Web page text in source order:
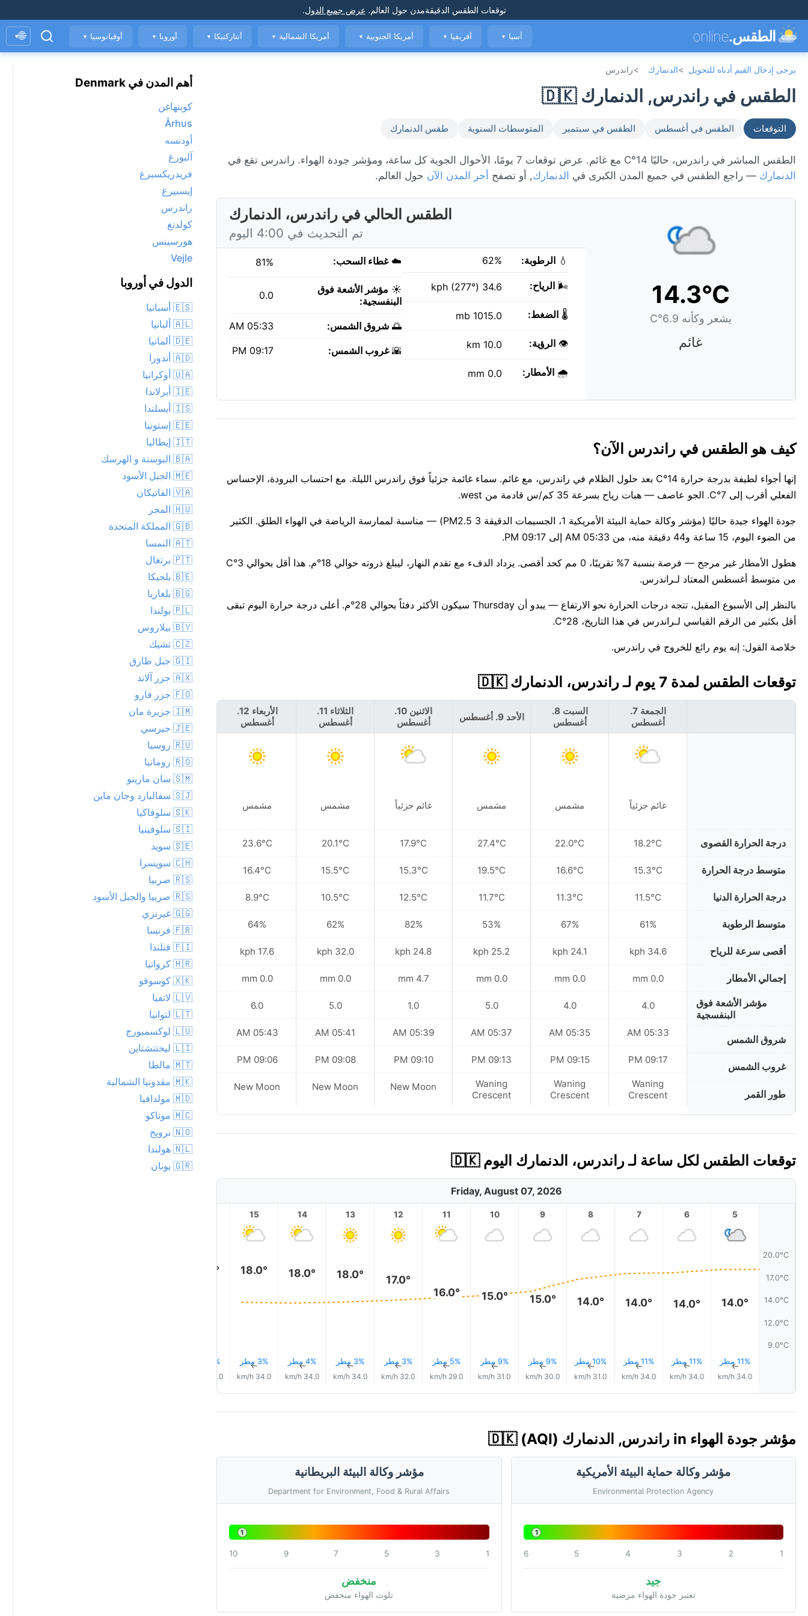
توقعات الطقس الدقيقةمدن حول العالم. عرض جميع الدول.
الطقس.online آسيا ▼ أفريقيا ▼ أمريكا الجنوبية ▼ أمريكا الشمالية ▼ أنتاركتيكا ▼ أوروبا ▼ أوقيانوسيا ▼
🌐
▾
يرجى إدخال القيم أدناه للتحويل >الدنمارك >راندرس
الطقس في راندرس, الدنمارك 🇩🇰
التوقعات الطقس في أغسطس الطقس في سبتمبر المتوسطات السنوية طقس الدنمارك
الطقس المباشر في راندرس، حاليًا 14°C مع غائم. عرض توقعات 7 يومًا، الأحوال الجوية كل ساعة، ومؤشر جودة الهواء. راندرس تقع في
الدنمارك — راجع الطقس في جميع المدن الكبرى في الدنمارك, أو تصفح أحر المدن الآن حول العالم.
14.3°C
يشعر وكأنه 6.9°C
غائم
الطقس الحالي في راندرس، الدنمارك
تم التحديث في 4:00 اليوم
💧 الرطوبة: 62%
🌬️ الرياح: 34.6 kph (277°)
🌡️ الضغط: 1015.0 mb
👁️ الرؤية: 10.0 km
🌧️ الأمطار: 0.0 mm
☁️غطاء السحب: 81%
☀️ مؤشر الأشعة فوق
البنفسجية:
0.0
🌅 شروق الشمس: 05:33 AM
🌇غروب الشمس: 09:17 PM
كيف هو الطقس في راندرس الآن؟
إنها أجواء لطيفة بدرجة حرارة 14°C بعد حلول الظلام في راندرس، مع غائم. سماء غائمة جزئياً فوق راندرس الليلة. مع احتساب البرودة، الإحساس
الفعلي أقرب إلى 7°C. الجو عاصف — هبات رياح بسرعة 35 كم/س قادمة من west.
جودة الهواء جيدة حاليًا (مؤشر وكالة حماية البيئة الأمريكية 1، الجسيمات الدقيقة PM2.5 3) — مناسبة لممارسة الرياضة في الهواء الطلق. الكثير
من الضوء اليوم، 15 ساعة و44 دقيقة منه، من 05:33 AM إلى 09:17 PM.
هطول الأمطار غير مرجح — فرصة بنسبة 7% تقريبًا، 0 مم كحد أقصى. يزداد الدفء مع تقدم النهار، ليبلغ ذروته حوالي 18°م. هذا أقل بحوالي 3°C
من متوسط أغسطس المعتاد لـراندرس.
بالنظر إلى الأسبوع المقبل، تتجه درجات الحرارة نحو الارتفاع — يبدو أن Thursday سيكون الأكثر دفئاً بحوالي 28°م. أعلى درجة حرارة اليوم تبقى
أقل بكثير من الرقم القياسي لـراندرس في هذا التاريخ، 28°C.
خلاصة القول: إنه يوم رائع للخروج في راندرس.
توقعات الطقس لمدة 7 يوم لـ راندرس، الدنمارك 🇩🇰
درجة الحرارة القصوى
متوسط درجة الحرارة
درجة الحرارة الدنيا
متوسط الرطوبة
أقصى سرعة للرياح
إجمالي الأمطار
مؤشر الأشعة فوق
البنفسجية
شروق الشمس
غروب الشمس
طور القمر
الجمعة 7.
أغسطس
غائم جزئياً
18.2°C
15.3°C
11.5°C
61%
34.6 kph
0.0 mm
4.0
05:33 AM
09:17 PM
Waning
Crescent
السبت 8.
أغسطس
مشمس
22.0°C
16.6°C
11.3°C
67%
24.1 kph
0.0 mm
4.0
05:35 AM
09:15 PM
Waning
Crescent
الأحد 9. أغسطس
مشمس
27.4°C
19.5°C
11.7°C
53%
25.2 kph
0.0 mm
5.0
05:37 AM
09:13 PM
Waning
Crescent
الاثنين 10.
أغسطس
غائم جزئياً
17.9°C
15.3°C
12.5°C
82%
24.8 kph
4.7 mm
1.0
05:39 AM
09:10 PM
New Moon
الثلاثاء 11.
أغسطس
مشمس
20.1°C
15.5°C
10.5°C
62%
32.0 kph
0.0 mm
5.0
05:41 AM
09:08 PM
New Moon
الأربعاء 12.
أغسطس
مشمس
23.6°C
16.4°C
8.9°C
64%
17.6 kph
0.0 mm
6.0
05:43 AM
09:06 PM
New Moon
الخميس 13.
أغسطس
مشمس
27.6°C
20.8°C
14.2°C
48%
24.8 kph
0.8 mm
7.0
05:45 AM
09:03 PM
New Moon
توقعات الطقس لكل ساعة لـ راندرس، الدنمارك اليوم 🇩🇰
Friday, August 07, 2026
20.0°C
17.0°C
14.0°C
12.0°C
9.0°C
5
14.0°
11% مطر↑
34.0 km/h
6
14.0°
11% مطر↑
34.0 km/h
7
14.0°
11% مطر↑
34.0 km/h
8
14.0°
10% مطر↑
31.0 km/h
9
15.0°
9% مطر↑
30.0 km/h
10
15.0°
9% مطر↑
31.0 km/h
11
16.0°
5% مطر↑
29.0 km/h
12
17.0°
3% مطر↑
32.0 km/h
13
18.0°
3% مطر↑
34.0 km/h
14
18.0°
4% مطر↑
34.0 km/h
15
18.0°
3% مطر↑
34.0 km/h
18.0°
3% مطر
34.0 km/h
مؤشر جودة الهواء in راندرس, الدنمارك 🇩🇰 (AQI)
مؤشر وكالة حماية البيئة الأمريكية
Environmental Protection Agency
1
1
2
3
4
5
6
جيد
تعتبر جودة الهواء مرضية
مؤشر وكالة البيئة البريطانية
Department for Environment, Food & Rural Affairs
1
1
3
5
7
9
10
منخفض
تلوث الهواء منخفض
أهم المدن في Denmark
كوبنهاغن
Århus
أودنسه
آلبورغ
فريدريكسبرغ
إيسبيرغ
راندرس
كولدنغ
هورسينس
Vejle
الدول في أوروبا
🇪🇸 أسبانيا
🇦🇱 ألبانيا
🇩🇪 ألمانيا
🇦🇩 أندورا
🇺🇦 أوكرانيا
🇮🇪 أيرلاندا
🇮🇸 أيسلندا
🇪🇪 إستونيا
🇮🇹 إيطاليا
🇧🇦 البوسنة و الهرسك
🇲🇪 الجبل الأسود
🇻🇦 الفاتيكان
🇭🇺 المجر
🇬🇧 المملكة المتحدة
🇦🇹 النمسا
🇵🇹 برتغال
🇧🇪 بلجيكا
🇧🇬 بلغاريا
🇵🇱 بولندا
🇧🇾 بيلاروس
🇨🇿 تشيك
🇬🇮 جبل طارق
🇦🇽 جزر آلاند
🇫🇴 جزر فارو
🇮🇲 جزيرة مان
🇯🇪 جيرسي
🇷🇺 روسيا
🇷🇴 رومانيا
🇸🇲 سان مارينو
🇸🇯 سفالبارد وجان ماين
🇸🇰 سلوفاكيا
🇸🇮 سلوفينيا
🇸🇪 سويد
🇨🇭 سويسرا
🇷🇸 صربيا
🇷🇸 صربيا والجبل الأسود
🇬🇬 غيرنزي
🇫🇷 فرنسا
🇫🇮 فنلندا
🇭🇷 كرواتيا
🇽🇰 كوسوفو
🇱🇻 لاتفيا
🇱🇹 لتوانيا
🇱🇺 لوكسمبورج
🇱🇮 ليختنشتاين
🇲🇹 مالطا
🇲🇰 مقدونيا الشمالية
🇲🇩 مولدافيا
🇲🇨 موناكو
🇳🇴 نرويج
🇳🇱 هولندا
🇬🇷 يونان